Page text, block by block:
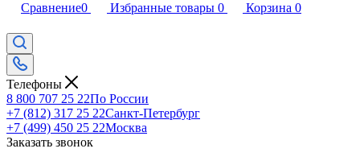
Сравнение0 Избранные товары 0 Корзина 0
Телефоны
8 800 707 25 22По России
+7 (812) 317 25 22Санкт-Петербург
+7 (499) 450 25 22Москва
Заказать звонок